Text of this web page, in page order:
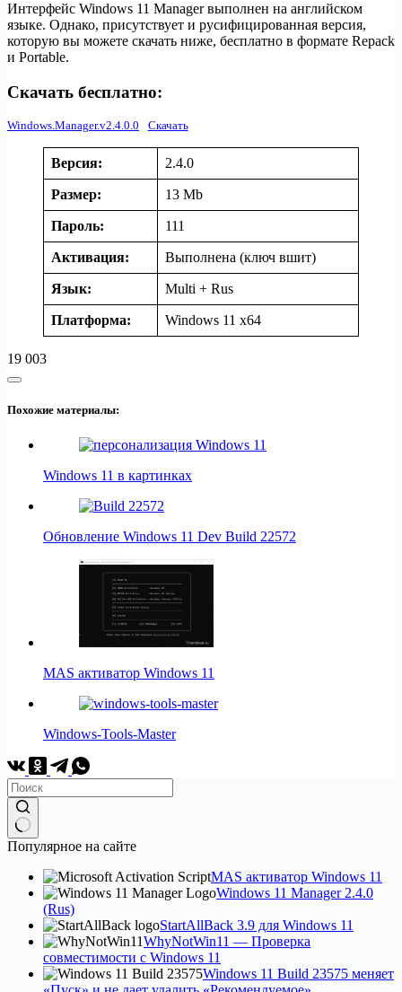
Интерфейс Windows 11 Manager выполнен на английском
языке. Однако, присутствует и русифицированная версия,
которую вы можете скачать ниже, бесплатно в формате Repack
и Portable.
Скачать бесплатно:
Windows.Manager.v2.4.0.0 Скачать
Версия: 2.4.0
Размер: 13 Mb
Пароль: 111
Активация: Выполнена (ключ вшит)
Язык: Multi + Rus
Платформа: Windows 11 x64
19 003
Похожие материалы:
Windows 11 в картинках
Обновление Windows 11 Dev Build 22572
MAS активатор Windows 11
Windows-Tools-Master
No
Популярное на сайте
MAS активатор Windows 11
Windows 11 Manager 2.4.0
(Rus)
StartAllBack 3.9 для Windows 11
WhyNotWin11 — Проверка
совместимости с Windows 11
Windows 11 Build 23575 меняет